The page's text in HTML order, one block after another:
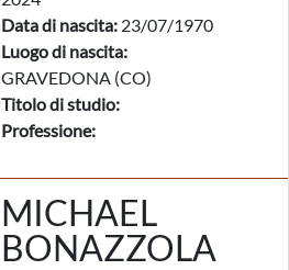
Data di nascita: 23/07/1970
Luogo di nascita:
GRAVEDONA (CO)
Titolo di studio:
Professione:
MICHAEL
BONAZZOLA